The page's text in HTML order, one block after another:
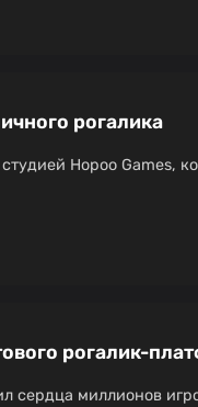
рогалика
Hopoo Games,
рогалик-
сердца миллионов